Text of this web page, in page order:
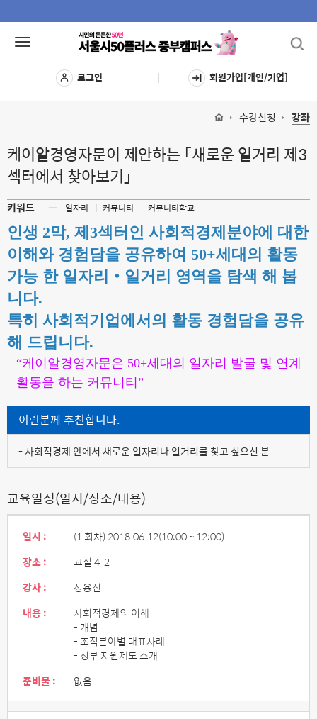
Toggle
로그인 회원가입[개인/기업]
수강신청 강좌
케이알경영자문이 제안하는 「새로운 일거리 제3
섹터에서 찾아보기」
키워드 ㅡ 일자리 커뮤니티 커뮤니티학교
인생 2막, 제3섹터인 사회적경제분야에 대한
이해와 경험담을 공유하여 50+세대의 활동
가능 한 일자리‧일거리 영역을 탐색 해 봅
니다.
특히 사회적기업에서의 활동 경험담을 공유
해 드립니다.
“케이알경영자문은 50+세대의 일자리 발굴 및 연계
활동을 하는 커뮤니티”
이런분께 추천합니다.
- 사회적경제 안에서 새로운 일자리나 일거리를 찾고 싶으신 분
교육일정(일시/장소/내용)
일시 : (1 회차) 2018.06.12(10:00 ~ 12:00)
장소 :
교실 4-2
강사 :
정용진
내용 :
사회적경제의 이해
- 개념
- 조직분야별 대표사례
- 정부 지원제도 소개
준비물 :
없음